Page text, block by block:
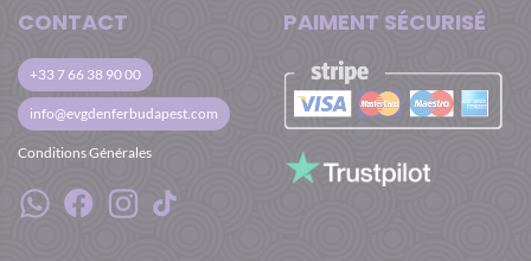
CONTACT
+33 7 66 38 90 00
info@evgdenferbudapest.com
Conditions Générales
PAIMENT SÉCURISÉ